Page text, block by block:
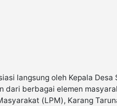
langsung oleh Kepala
dari berbagai elemen
(LPM), Karang